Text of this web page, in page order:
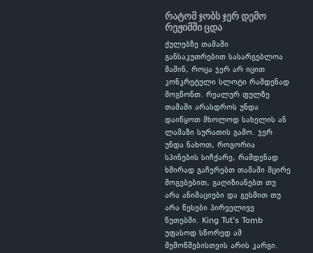
რატომ ჯობს ჯერ დემო
რეჟიმში ცდა
ქულებზე თამაში
განსაკუთრებით სასარგებლოა
მაშინ, როცა ჯერ არ იცით
კონკრეტული სლოტი რამდენად
მოგწონთ. რეალურ ფულზე
თამაში არასდროს უნდა
დაიწყოთ მხოლოდ სახელის ან
ლამაზი სურათის გამო. ჯერ
უნდა ნახოთ, როგორია
სპინების სიჩქარე, რამდენად
ხშირად გაჩერებთ თამაში მცირე
მოგებებით, გაღიზიანებთ თუ
არა ანიმაციები და გესმით თუ
არა წესები პირველივე
წუთებში. King Tut's Tomb
უფასოდ სწორედ ამ
შემოწმებისთვის არის კარგი.